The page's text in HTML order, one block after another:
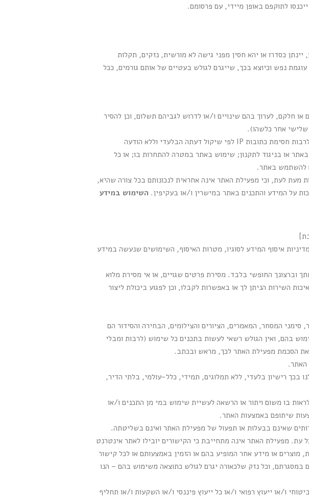
לתוקפם באופן מיידי, עם פרסומם.
כסדרו או יהא חסין מפני גישה לא מורשית, נזקים, תקלות
נפש וכיוצא בכך, שייגרם לגולש בעטיים של אותם גורמים, ככל
חלקם, לערוך בהם שינויים ו/או לדרוש לגביהם תשלום, וכן להסיר
אחר כלשהו).
מפעילת האתר שומרת לעצמה את הזכות למנוע מכל גולש את השימוש באתר ו/או בחלקו לרבות חסימת כתובות IP לפי שיקול דעתה הבלעדי וללא הודעה
או בניגוד לתקנון; שימוש באתר במטרה להתחרות בו; או כל
להשתמש באתר.
מעת לעת, וכי מפעילת האתר אינה אחראית לנכונותם בכל צורה שהיא,
על המידע והתכנים באתר במישרין ו/או בעקיפין. השימוש במידע
איסוף המידע לסוגיו, מטרות האיסוף, השימושים שנעשה במידע
וברצונך החופשי בלבד. מסירת פרטים שגויים, או אי מסירת מלוא
השירות הניתן לך או באפשרות לקבלו, וכן לפגוע ביכולת ליצור
המסחר, המאמרים, הציורים והצילומים, הבחירה והסידור הם
בהם, ואין הגולש רשאי לעשות בתכנים כל שימוש (לרבות ומבלי
הסכמת מפעילת האתר לכך, מראש ובכתב.
האתר.
רישיון בלעדי, ללא תמלוגים, תמידי, כלל-עולמי, בלתי הדיר,
בו משום ויתור או הרשאה לעשיית שימוש במי מן התכנים ו/או
שיתופם באמצעות האתר.
שאינם בבעלות או תפעול של מפעילת האתר ואינם בשליטתה.
מפעילת האתר אינה מתחייבת כי הקישורים יובילו לאתר אינטרנט
או מידע אחר המופיע בהם או הזמין באמצעותם או לכל קישור
וכל נזק שלכאורה יגרם לגולש כתוצאה משימוש בהם – הנו
ו/או ייעוץ רפואי ו/או כל ייעוץ פיננסי ו/או השקעות ו/או תחליף